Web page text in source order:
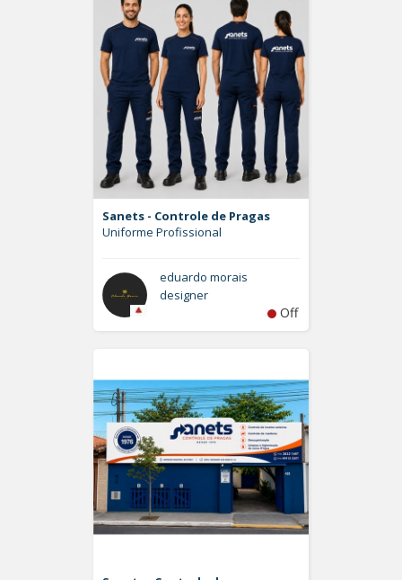
Sanets - Controle de Pragas
Uniforme Profissional
eduardo morais
designer
Off